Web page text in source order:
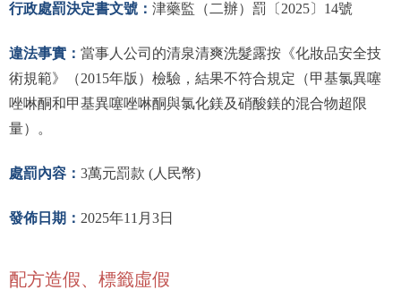
行政處罰決定書文號： 津藥監（二辦）罰〔2025〕14號
違法事實： 當事人公司的清泉清爽洗髮露按《化妝品安全技
術規範》（2015年版）檢驗，結果不符合規定（甲基氯異噻
唑啉酮和甲基異噻唑啉酮與氯化鎂及硝酸鎂的混合物超限
量）。
處罰內容： 3萬元罰款 (人民幣)
發佈日期： 2025年11月3日
配方造假、標籤虛假